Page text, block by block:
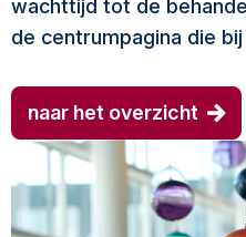
wachttijd tot de
de centrumpagina die
naar het overzicht